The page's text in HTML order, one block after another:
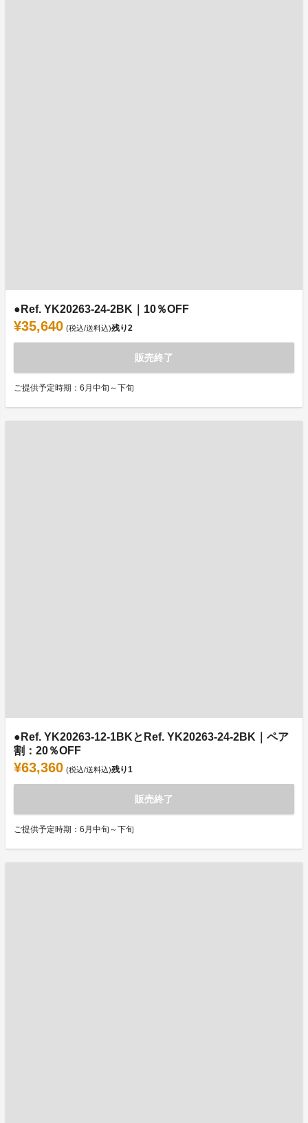
●Ref. YK20263-24-2BK｜10％OFF
¥35,640 (税込/送料込)残り2
販売終了
ご提供予定時期：6月中旬～下旬
●Ref. YK20263-12-1BKとRef. YK20263-24-2BK｜ペア
割：20％OFF
¥63,360 (税込/送料込)残り1
販売終了
ご提供予定時期：6月中旬～下旬